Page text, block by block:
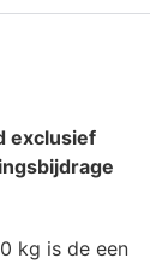
exclusief
kg is de een